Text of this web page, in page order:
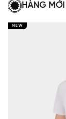
HÀNG MỚI
NEW